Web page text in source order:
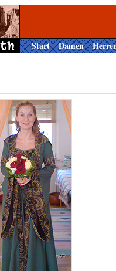
Start Damen